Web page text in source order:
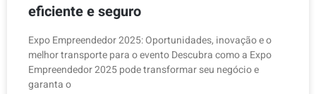
eficiente e seguro
Expo Empreendedor 2025: Oportunidades, inovação e o
melhor transporte para o evento Descubra como a Expo
Empreendedor 2025 pode transformar seu negócio e
garanta o